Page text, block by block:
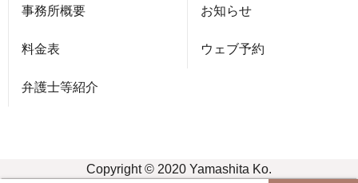
事務所概要
料金表
弁護士等紹介
お知らせ
ウェブ予約
Copyright © 2020 Yamashita Ko.